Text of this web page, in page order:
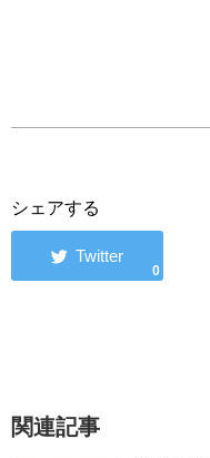
シェアする
0
関連記事